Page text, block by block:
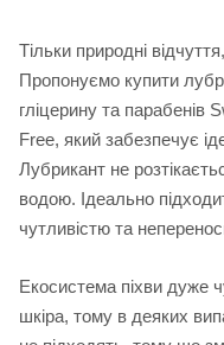
Тільки природні
Пропонуємо купити
гліцерину та
Free, який забезпечує
Лубрикант не
водою. Ідеально
чутливістю та
Екосистема піхви дуже
шкіра, тому в деяких